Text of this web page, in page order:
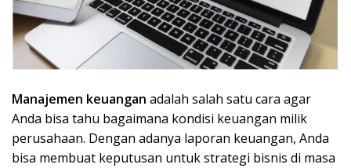
Manajemen keuangan adalah salah satu cara agar
Anda bisa tahu bagaimana kondisi keuangan milik
perusahaan. Dengan adanya laporan keuangan, Anda
bisa membuat keputusan untuk strategi bisnis di masa